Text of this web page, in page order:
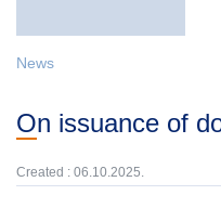
News
On issuance of
Created : 06.10.2025.